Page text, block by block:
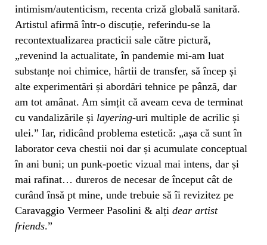
intimism/autenticism, recenta criză globală sanitară.
Artistul afirmă într-o discuție, referindu-se la
recontextualizarea practicii sale către pictură,
„revenind la actualitate, în pandemie mi-am luat
substanțe noi chimice, hârtii de transfer, să încep și
alte experimentări și abordări tehnice pe pânză, dar
am tot amânat. Am simțit că aveam ceva de terminat
cu vandalizările și layering-uri multiple de acrilic și
ulei.” Iar, ridicând problema estetică: „așa că sunt în
laborator ceva chestii noi dar și acumulate conceptual
în ani buni; un punk-poetic vizual mai intens, dar și
mai rafinat… dureros de necesar de început cât de
curând însă pt mine, unde trebuie să îi revizitez pe
Caravaggio Vermeer Pasolini & alți dear artist
friends.”